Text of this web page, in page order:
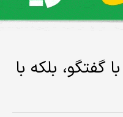
گفتگو، بلکه با